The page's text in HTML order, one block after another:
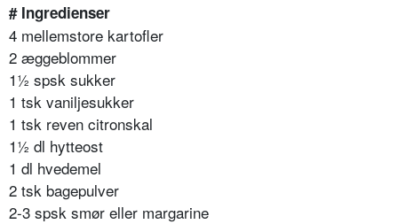
# Ingredienser
4 mellemstore kartofler
2 æggeblommer
1½ spsk sukker
1 tsk vaniljesukker
1 tsk reven citronskal
1½ dl hytteost
1 dl hvedemel
2 tsk bagepulver
2-3 spsk smør eller margarine